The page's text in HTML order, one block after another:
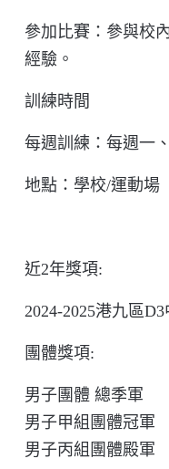
參加比賽：參與校
經驗。
訓練時間
每週訓練：每週一
地點：學校/運動場
近2年獎項:
2024-2025港九區D3
團體獎項:
男子團體 總季軍
男子甲組團體冠軍
男子丙組團體殿軍